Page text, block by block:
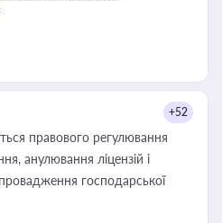
+52
правового регулювання
анулювання ліцензій і
господарської